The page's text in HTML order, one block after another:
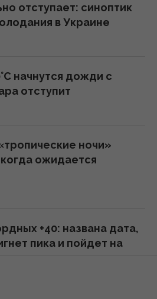
глава Rheinmetall
о
оккупанты ударили по
массированные удары
эскалацией атаки в
отступает: синоптик
в Украине
начнутся дожди с
отступит
ночи»
ожидается
+40: названа дата,
пика и пойдет на